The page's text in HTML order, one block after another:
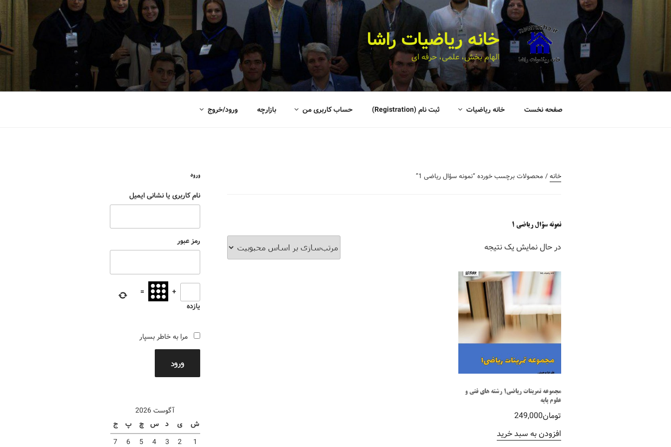
خانه ریاضیات راشا
الهام بخش، علمی، حرفه ای
صفحه نخست خانه ریاضیات ثبت نام (Registration) حساب کاربری من بازارچه ورود/خروج
خانه/ محصولات برچسب خورده “نمونه سؤال ریاضی 1”
نمونه سؤال ریاضی 1
در حال نمایش یک نتیجه
مجموعه تمرینات ریاضی1 رشته های فنی و
علوم پایه
تومان249,000
افزودن به سبد خرید
ورود
نام کاربری یا نشانی ایمیل
رمز عبور
+
=
یازده
مرا به خاطر بسپار
ورود
آگوست 2026
ش
ی د س چ پ
ج
1
2
3
4
5
6
7